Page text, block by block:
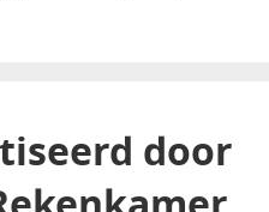
door